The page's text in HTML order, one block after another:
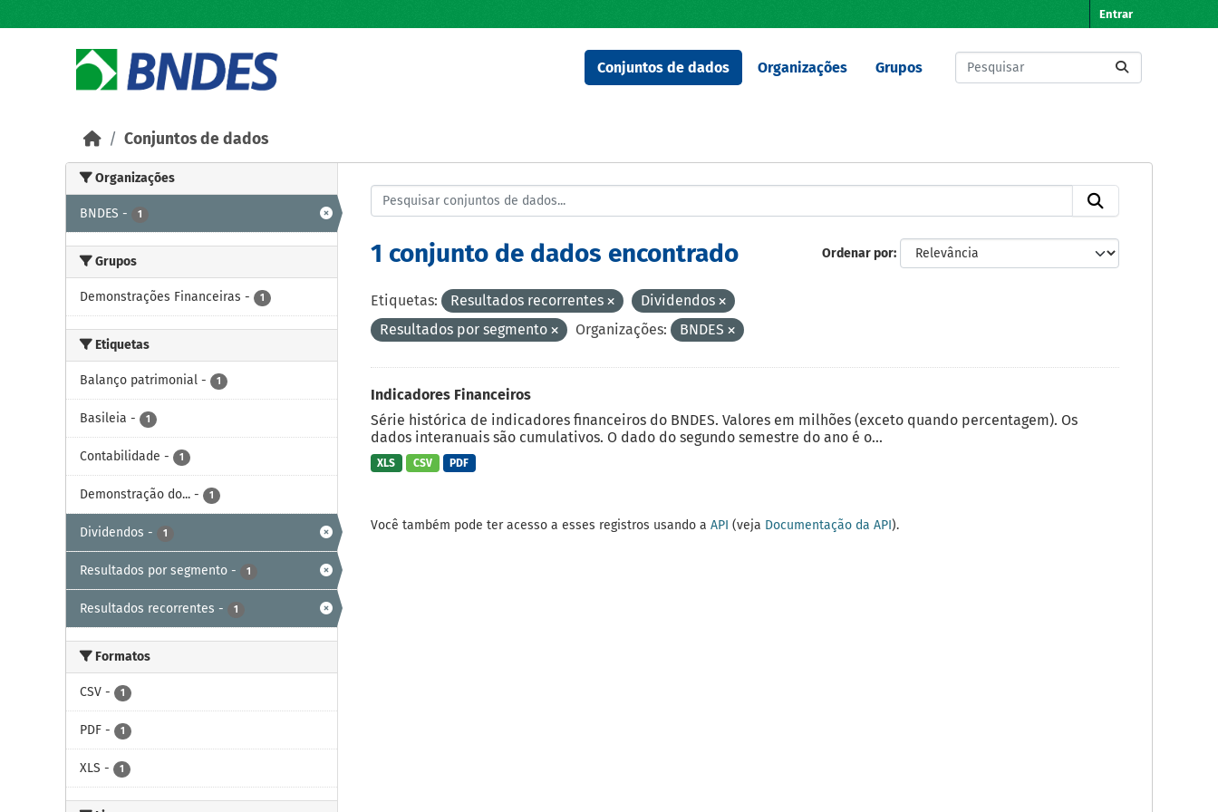
Entrar
Conjuntos de dados Organizações Grupos
Conjuntos de dados
Organizações
BNDES - 1
Grupos
Demonstrações Financeiras - 1
Etiquetas
Balanço patrimonial - 1
Basileia - 1
Contabilidade - 1
Demonstração do... - 1
Dividendos - 1
Resultados por segmento - 1
Resultados recorrentes - 1
Formatos
CSV - 1
PDF - 1
XLS - 1
Ordenar por
1 conjunto de dados encontrado
Etiquetas: Resultados recorrentes
Dividendos
Resultados por segmento
Organizações: BNDES
Indicadores Financeiros
Série histórica de indicadores financeiros do BNDES. Valores em milhões (exceto quando percentagem). Os
dados interanuais são cumulativos. O dado do segundo semestre do ano é o...
XLS CSV PDF
Você também pode ter acesso a esses registros usando a API (veja Documentação da API).